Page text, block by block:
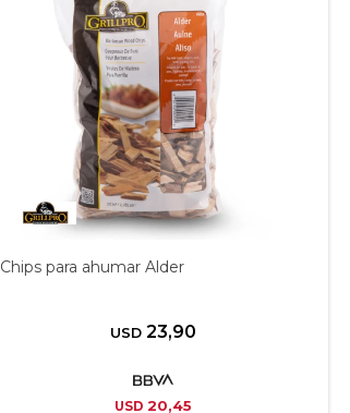
Chips para ahumar Alder
USD 23,90
USD 20,45